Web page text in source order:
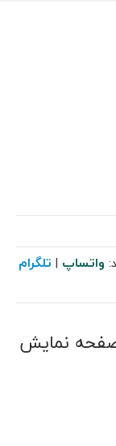
واتساپ | تلگرام
صفحه نمایش